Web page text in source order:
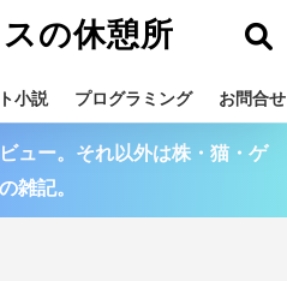
の休憩所
小説 プログラミング お問合せ
ュー。それ以外は株・猫・ゲ
雑記。